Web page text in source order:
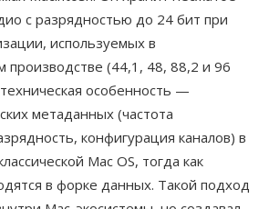
с разрядностью до 24 бит при
используемых в
производстве (44,1, 48, 88,2 и 96
особенность —
метаданных (частота
конфигурация каналов) в
Mac OS, тогда как
в форке данных. Такой подход